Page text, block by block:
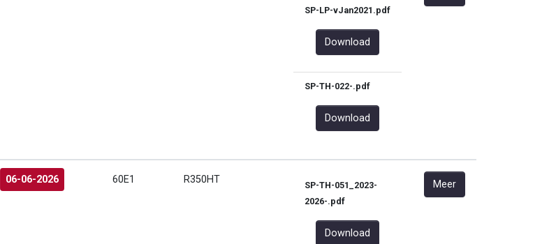
SP-LP-vJan2021.pdf
Download
SP-TH-022-.pdf
Download
06-06-2026 60E1 R350HT
SP-TH-051_2023-
2026-.pdf
Download
Meer